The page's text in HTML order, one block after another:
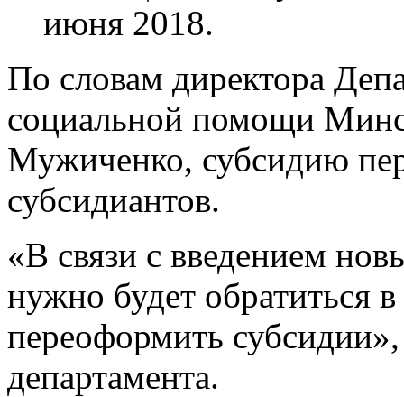
июня 2018.
По словам директора
социальной помощи
Мужиченко, субсидию
субсидиантов.
«В связи с введением
нужно будет обратиться
переоформить
департамента.